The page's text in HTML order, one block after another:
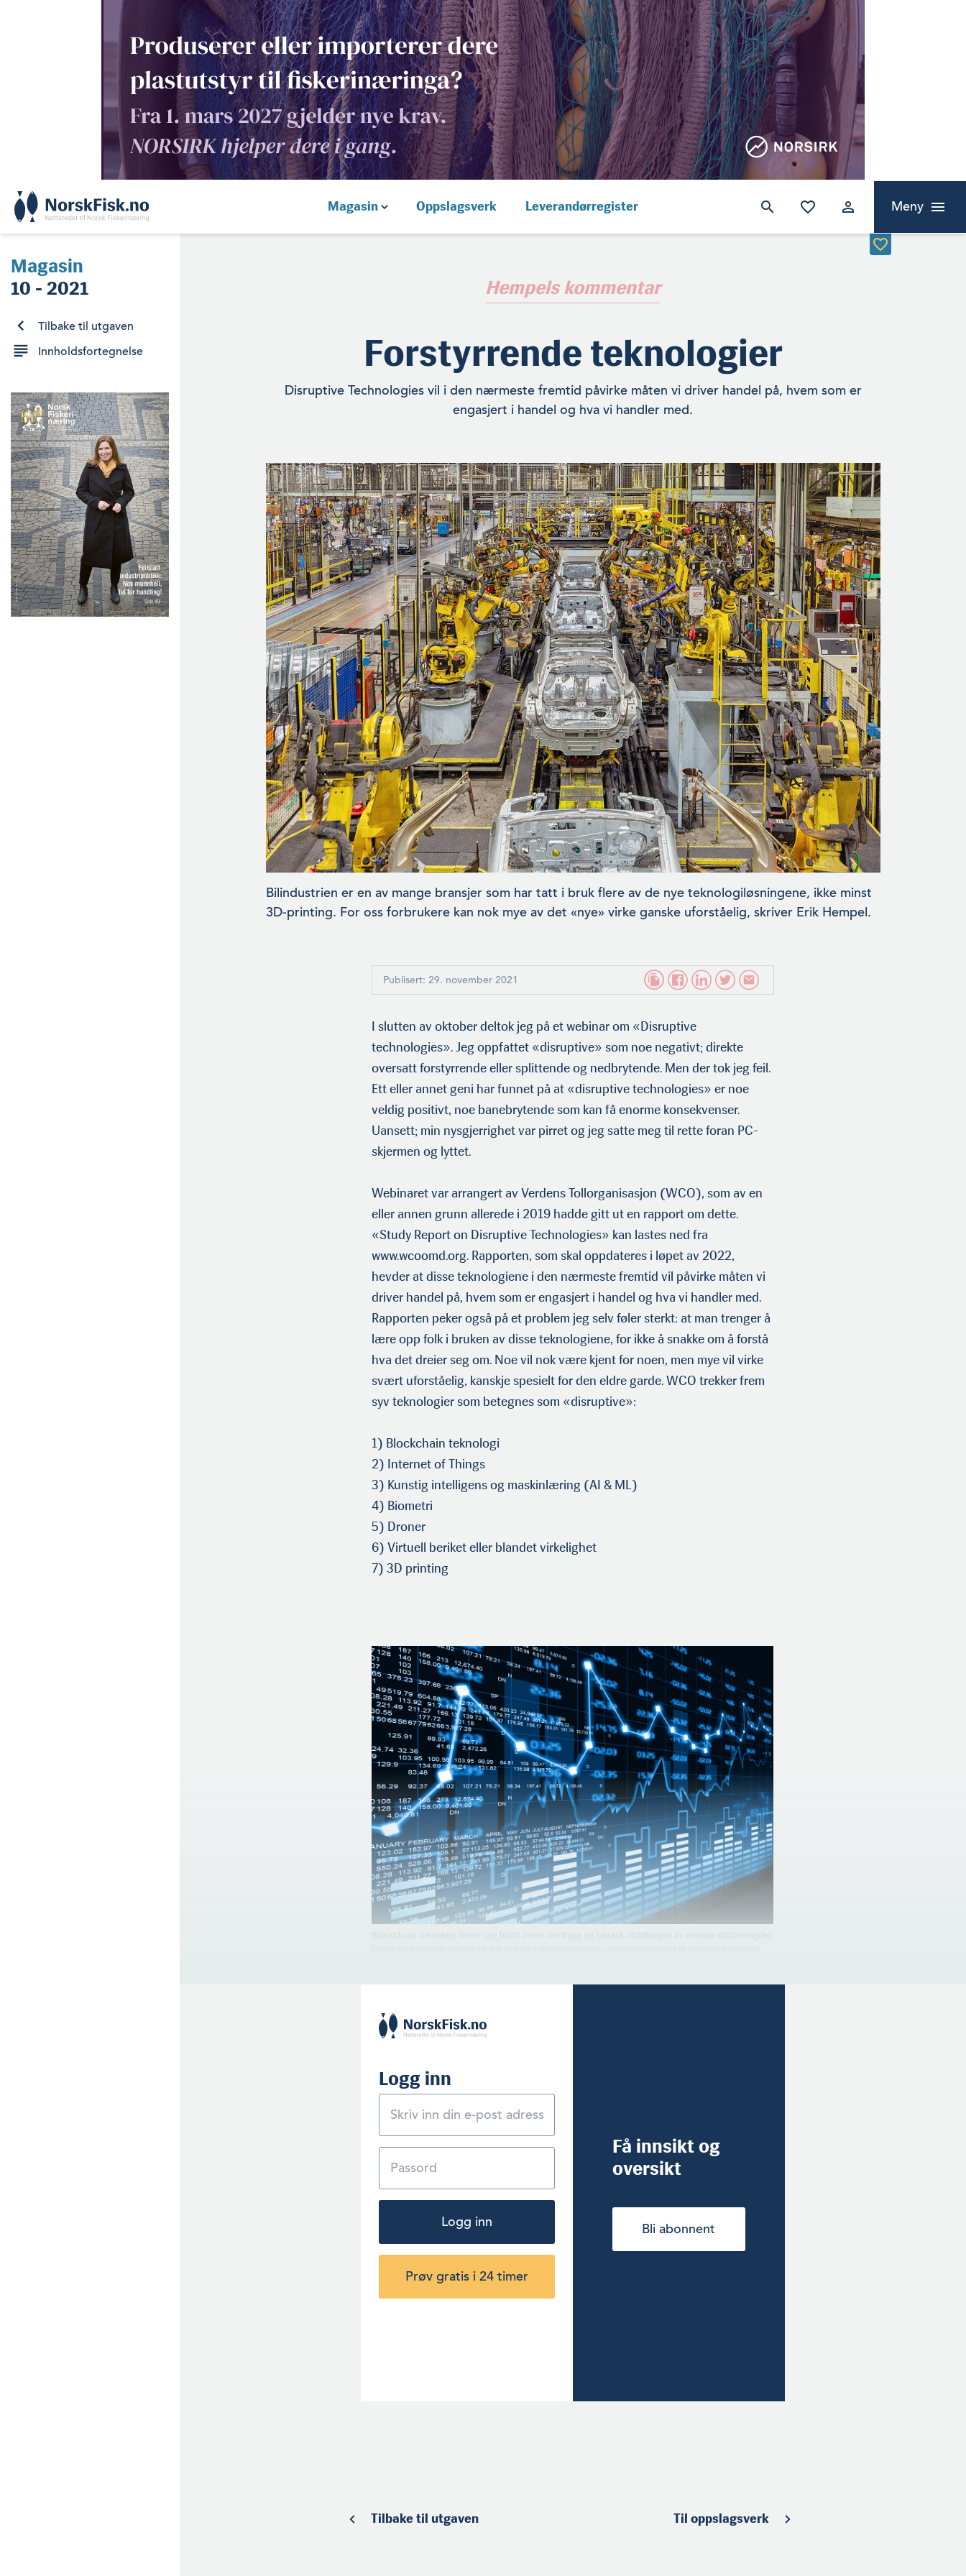
Magasin Oppslagsverk Leverandørregister Meny
Magasin
10 - 2021
Tilbake til utgaven
Innholdsfortegnelse
Hempels kommentar
Forstyrrende teknologier
Disruptive Technologies vil i den nærmeste fremtid påvirke måten vi driver handel på, hvem som er
engasjert i handel og hva vi handler med.
Bilindustrien er en av mange bransjer som har tatt i bruk flere av de nye teknologiløsningene, ikke minst
3D-printing. For oss forbrukere kan nok mye av det «nye» virke ganske uforståelig, skriver Erik Hempel.
Publisert: 29. november 2021
I slutten av oktober deltok jeg på et webinar om «Disruptive
technologies». Jeg oppfattet «disruptive» som noe negativt; direkte
oversatt forstyrrende eller splittende og nedbrytende. Men der tok jeg feil.
Ett eller annet geni har funnet på at «disruptive technologies» er noe
veldig positivt, noe banebry­tende som kan få enorme konsekvenser.
Uansett; min nysgjerrighet var pirret og jeg satte meg til rette foran PC-
skjermen og lyt­tet.
Webinaret var arrangert av Verdens Tollorganisasjon (WCO), som av en
eller annen grunn allerede i 2019 hadde gitt ut en rapport om dette.
«Study Report on Disruptive Technologies» kan lastes ned fra
www.wcoomd.org. Rapporten, som skal oppdateres i løpet av 2022,
hevder at disse teknologiene i den nærmeste fremtid vil påvirke måten vi
driver handel på, hvem som er engasjert i handel og hva vi handler med.
Rapporten peker også på et problem jeg selv føler sterkt: at man trenger å
lære opp folk i bruken av disse teknologiene, for ikke å snakke om å forstå
hva det dreier seg om. Noe vil nok være kjent for noen, men mye vil virke
svært uforståelig, kanskje spesielt for den eldre garde. WCO trekker frem
syv teknologier som betegnes som «disruptive»:
1) Blockchain teknologi
2) Internet of Things
3) Kunstig intelligens og maskinlæring (AI & ML)
4) Biometri
5) Droner
6) Virtuell beriket eller blandet virkelighet
7) 3D printing
Logg inn
Logg inn
Prøv gratis i 24 timer
Få innsikt og
oversikt
Bli abonnent
Tilbake til utgaven Til oppslagsverk